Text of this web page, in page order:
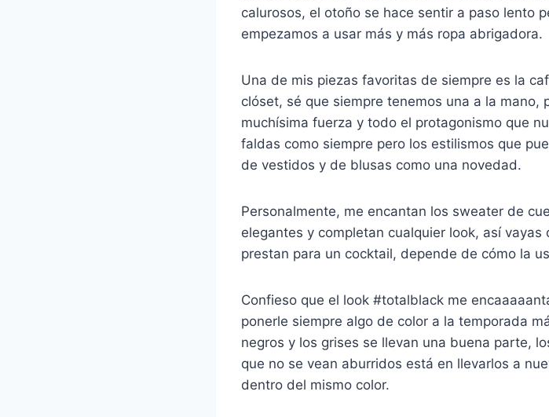
calurosos, el otoño se hace sentir a paso lento
empezamos a usar más y más ropa abrigadora.
Una de mis piezas favoritas de siempre es la
clóset, sé que siempre tenemos una a la mano,
muchísima fuerza y todo el protagonismo que
faldas como siempre pero los estilismos que
de vestidos y de blusas como una novedad.
Personalmente, me encantan los sweater de
elegantes y completan cualquier look, así
prestan para un cocktail, depende de cómo la
Confieso que el look #totalblack me
ponerle siempre algo de color a la temporada
negros y los grises se llevan una buena parte,
que no se vean aburridos está en llevarlos a
dentro del mismo color.